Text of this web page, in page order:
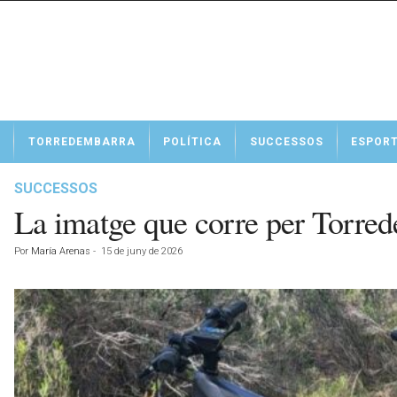
t
TORREDEMBARRA POLÍTICA SUCCESSOS
SUCCESSOS
La imatge que corre per
Por María Arenas - 15 de juny de 2026